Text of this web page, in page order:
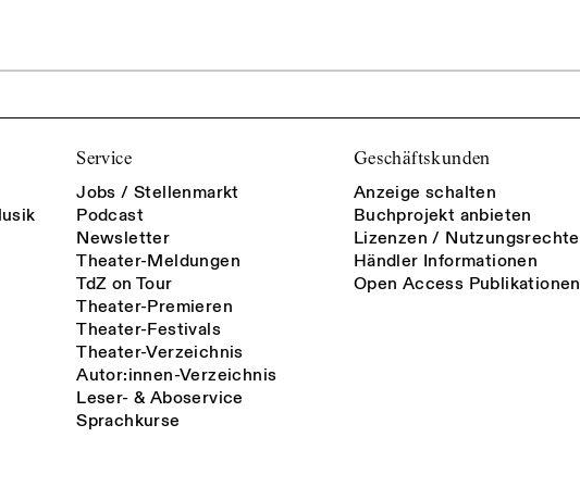
Service
Jobs / Stellenmarkt
Podcast
Newsletter
Theater-Meldungen
TdZ on Tour
Theater-Premieren
Theater-Festivals
Theater-Verzeichnis
Autor:innen-Verzeichnis
Leser- & Aboservice
Sprachkurse
Geschäftskunden
Anzeige schalten
Buchprojekt anbieten
Lizenzen / Nutzungsrechte
Händler Informationen
Open Access Publikationen